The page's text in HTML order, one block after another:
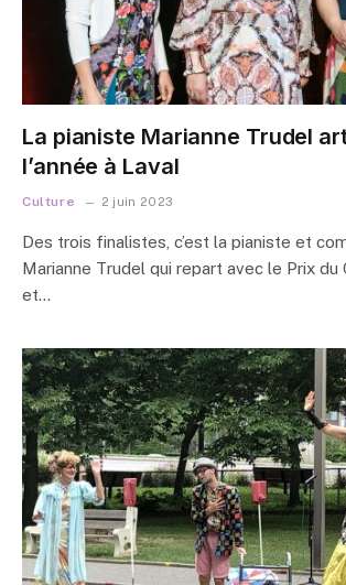
La pianiste Marianne Trudel
l’année à Laval
Culture 2 juin 2023
Des trois finalistes, c’est la pianiste et
Marianne Trudel qui repart avec le Prix du
et…